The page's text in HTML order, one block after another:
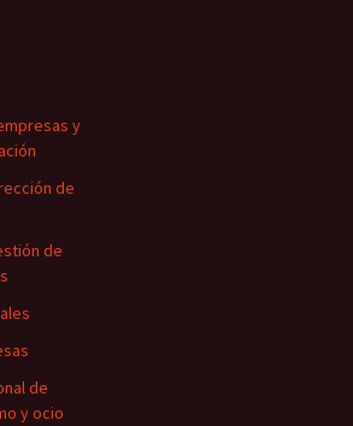
y
de
de
de
y ocio